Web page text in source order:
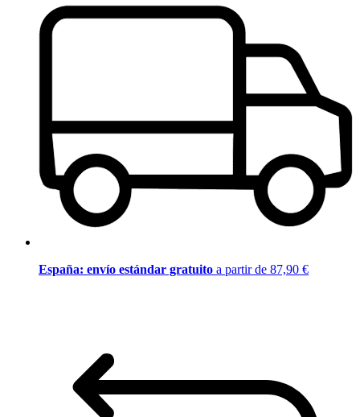
España: envío estándar gratuito a partir de 87,90 €